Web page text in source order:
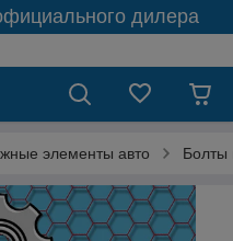
дилера
элементы авто Болты